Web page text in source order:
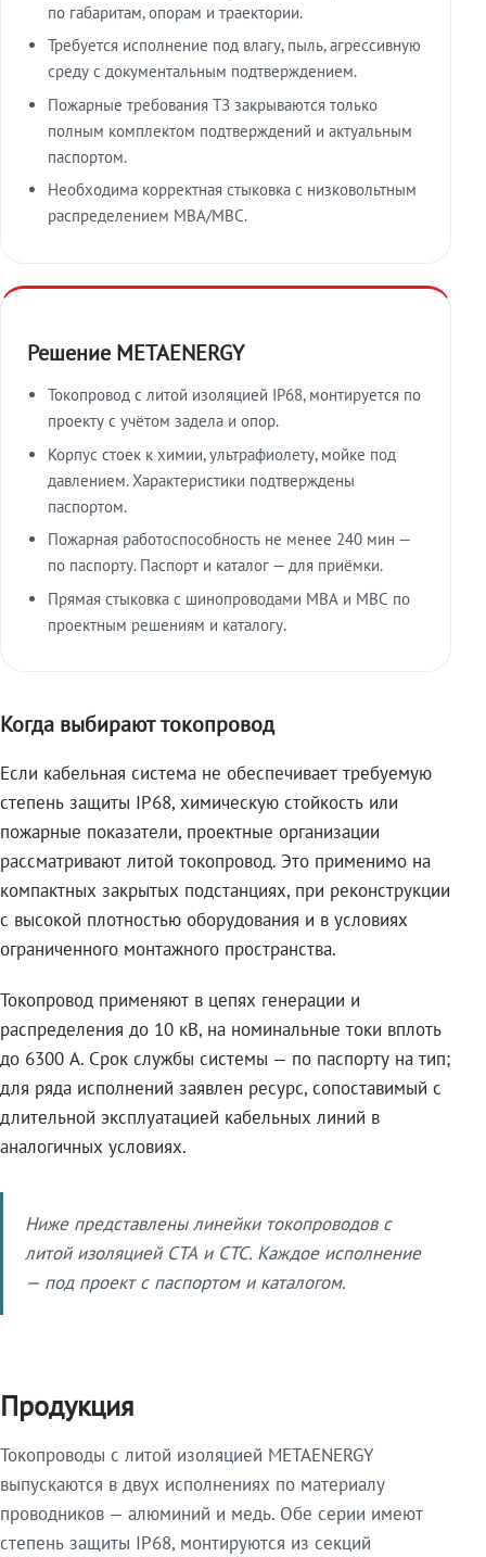
по габаритам, опорам и траектории.
Требуется исполнение под влагу, пыль, агрессивную
среду с документальным подтверждением.
Пожарные требования ТЗ закрываются только
полным комплектом подтверждений и актуальным
паспортом.
Необходима корректная стыковка с низковольтным
распределением МВА/МВС.
Решение METAENERGY
Токопровод с литой изоляцией IP68, монтируется по
проекту с учётом задела и опор.
Корпус стоек к химии, ультрафиолету, мойке под
давлением. Характеристики подтверждены
паспортом.
Пожарная работоспособность не менее 240 мин —
по паспорту. Паспорт и каталог — для приёмки.
Прямая стыковка с шинопроводами МВА и МВС по
проектным решениям и каталогу.
Когда выбирают токопровод
Если кабельная система не обеспечивает требуемую
степень защиты IP68, химическую стойкость или
пожарные показатели, проектные организации
рассматривают литой токопровод. Это применимо на
компактных закрытых подстанциях, при реконструкции
с высокой плотностью оборудования и в условиях
ограниченного монтажного пространства.
Токопровод применяют в цепях генерации и
распределения до 10 кВ, на номинальные токи вплоть
до 6300 А. Срок службы системы — по паспорту на тип;
для ряда исполнений заявлен ресурс, сопоставимый с
длительной эксплуатацией кабельных линий в
аналогичных условиях.
Ниже представлены линейки токопроводов с
литой изоляцией СТА и СТС. Каждое исполнение
— под проект с паспортом и каталогом.
Продукция
Токопроводы с литой изоляцией METAENERGY
выпускаются в двух исполнениях по материалу
проводников — алюминий и медь. Обе серии имеют
степень защиты IP68, монтируются из секций